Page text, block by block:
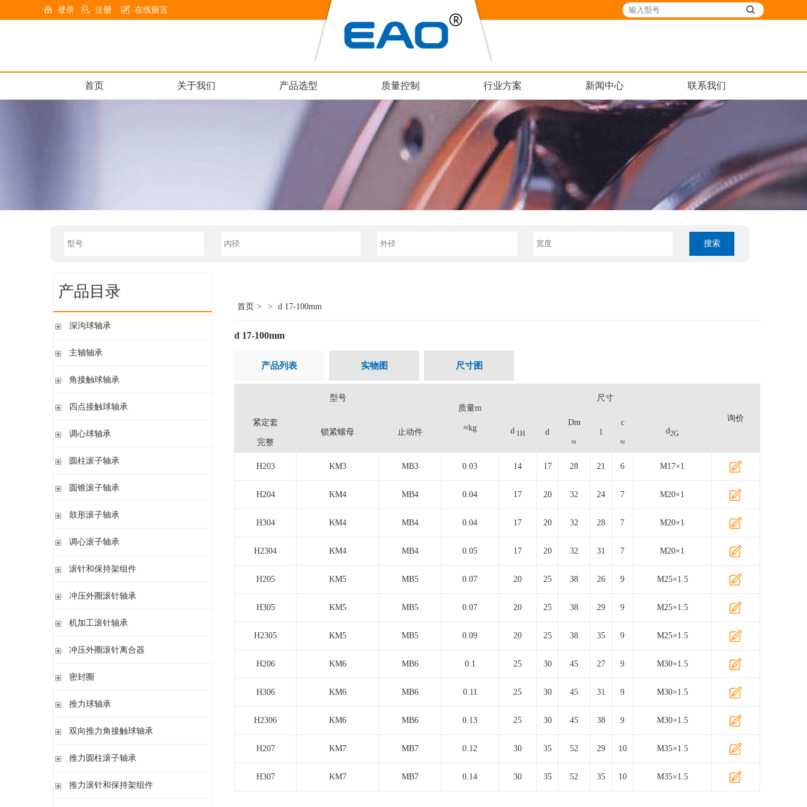
在线留言
登录 注册
首页 关于我们 产品选型 质量控制 行业方案 新闻中心 联系我们
产品目录
深沟球轴承
单列开式
双列
主轴轴承
带钢球
带钢球 密封
角接触球轴承
单列开式或密封
双列开式或密封
四点接触球轴承
四点接触球轴承
调心球轴承
圆柱孔开式或密封
圆柱孔或圆锥孔 开式
带紧定套开式或密封
带紧定套开式
圆柱滚子轴承
带保持架的圆柱滚子轴承
单列满装圆柱滚子轴承
高精密圆柱滚子轴承
圆锥滚子轴承
单列圆锥滚子轴承
单列英制圆锥滚子轴承
鼓形滚子轴承
圆柱孔或圆锥孔
调心滚子轴承
圆柱孔或圆锥孔
带退卸套
滚针和保持架组件
单列
冲压外圈滚针轴承
开式 闭式 无密封
开式、满装滚针单元、无密封
机加工滚针轴承
无内圈
带内圈 开式
带内圈 密封
无挡边无内圈 开式
调心 有/无内圈
滚针/ 推力球轴承 无内圈 带或不带外罩
冲压外圈滚针离合器
不带轴承 带滚花或不带滚花
密封圈
密封圈
推力球轴承
单向推力球轴承
双向推力角接触球轴承
双向推力角接触球轴承
推力圆柱滚子轴承
推力圆柱滚子轴承 保持架组件 推力轴承垫圈
推力滚针和保持架组件
首页 > > d 17-100mm
d 17-100mm
产品列表 实物图 尺寸图
型号
质量m
≈kg
尺寸
询价
紧定套
完整
锁紧螺母 止动件 d1H d
Dm
≈
l
c
≈
d2G
H203 KM3 MB3 0.03 14 17 28 21 6 M17×1
H204 KM4 MB4 0.04 17 20 32 24 7 M20×1
H304 KM4 MB4 0.04 17 20 32 28 7 M20×1
H2304 KM4 MB4 0.05 17 20 32 31 7 M20×1
H205 KM5 MB5 0.07 20 25 38 26 9 M25×1.5
H305 KM5 MB5 0.07 20 25 38 29 9 M25×1.5
H2305 KM5 MB5 0.09 20 25 38 35 9 M25×1.5
H206 KM6 MB6 0.1 25 30 45 27 9 M30×1.5
H306 KM6 MB6 0.11 25 30 45 31 9 M30×1.5
H2306 KM6 MB6 0.13 25 30 45 38 9 M30×1.5
H207 KM7 MB7 0.12 30 35 52 29 10 M35×1.5
H307 KM7 MB7 0.14 30 35 52 35 10 M35×1.5